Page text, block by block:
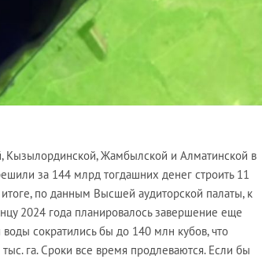
Кызылординской, Жамбылской и Алматинской в
за 144 млрд тогдашних денег строить 11
по данным Высшей аудиторской палаты, к
2024 года планировалось завершение еще
воды сократились бы до 140 млн кубов, что
га. Сроки все время продлеваются. Если бы